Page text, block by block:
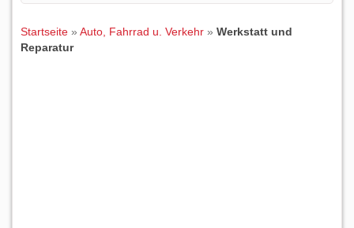
Startseite » Auto, Fahrrad u. Verkehr » Werkstatt und
Reparatur